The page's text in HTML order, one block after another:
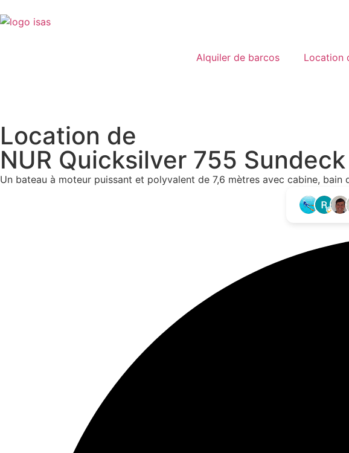
Alquiler de barcos Location
Location de
NUR Quicksilver 755 Sundeck
Un bateau à moteur puissant et polyvalent de 7,6 mètres avec cabine,